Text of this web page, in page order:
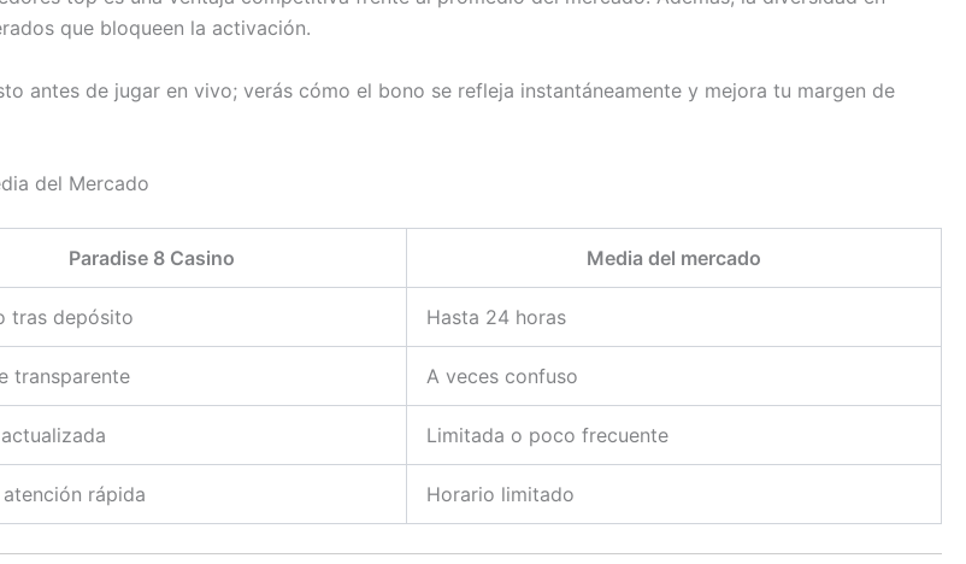
que bloqueen la activación.
antes de jugar en vivo; verás cómo el bono se refleja instantáneamente y mejora tu margen de
del Mercado
Paradise 8 Casino Media del mercado
tras depósito Hasta 24 horas
transparente A veces confuso
Limitada o poco frecuente
rápida Horario limitado